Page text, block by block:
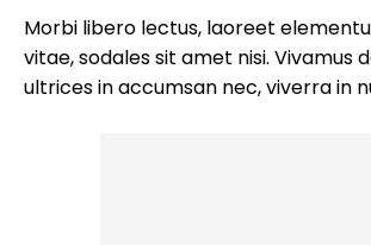
Morbi libero lectus, laoreet
vitae, sodales sit amet nisi. Vivamus
ultrices in accumsan nec, viverra in